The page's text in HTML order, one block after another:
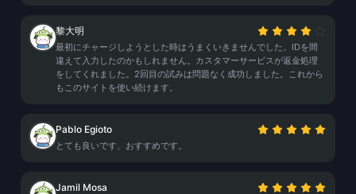
黎大明
最初にチャージしようとした時はうまくいきませんでした。IDを間
違えて入力したのかもしれません。カスタマーサービスが返金処理
をしてくれました。2回目の試みは問題なく成功しました。これから
もこのサイトを使い続けます。
Pablo Egioto
とても良いです、おすすめです。
Jamil Mosa